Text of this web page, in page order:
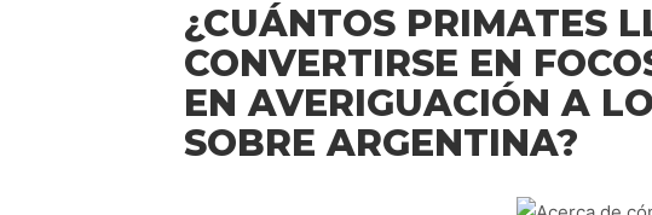
¿CUÁNTOS PRIMATES
CONVERTIRSE EN
EN AVERIGUACIÓN A
SOBRE ARGENTINA?